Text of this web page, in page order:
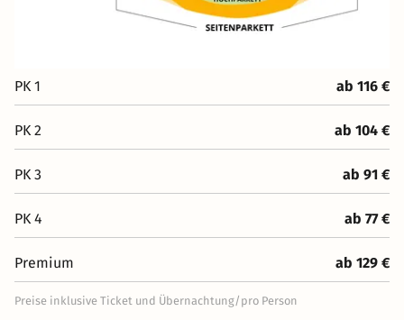
PK 1 ab 116 €
PK 2 ab 104 €
PK 3 ab 91 €
PK 4 ab 77 €
Premium ab 129 €
Preise inklusive Ticket und Übernachtung/pro Person